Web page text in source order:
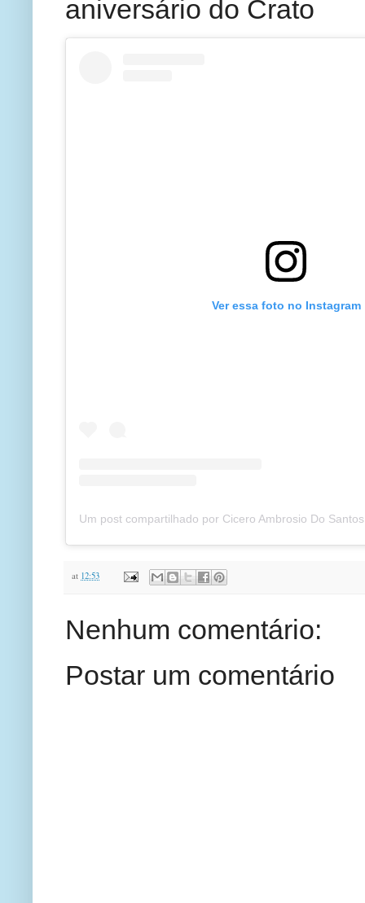
aniversário do Crato
Ver essa foto no Instagram
at 12:53
Nenhum comentário:
Postar um comentário